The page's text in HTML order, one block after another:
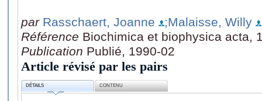
par Rasschaert, Joanne
;Malaisse, Willy
Référence Biochimica et biophysica acta,
Publication Publié, 1990-02
Article révisé par les pairs
DÉTAILS CONTENU